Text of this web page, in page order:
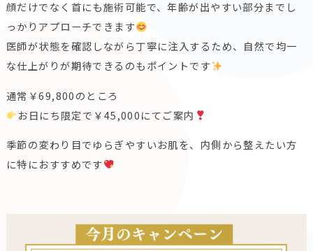
顔だけでなく首にも施術可能で、年齢が出やすい部分までし
っかりアプローチできます
医師が状態を確認しながら丁寧に注入するため、自然で均一
な仕上がりが期待できるのもポイントです
通常￥69,800のところ
お日にち限定で￥45,000にてご案内
季節の変わり目でゆらぎやすいお肌を、内側から整えたい方
に特におすすめです